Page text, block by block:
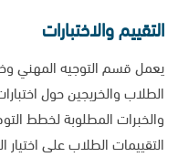
التقييم والاختبارات
يعمل قسم التوجيه المهني
الطلاب والخريجين حول
والخبرات المطلوبة لخطط
التقييمات الطلاب على